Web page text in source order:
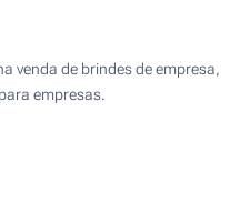
venda de brindes de empresa,
empresas.